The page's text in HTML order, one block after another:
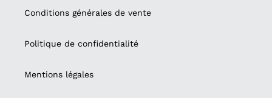
Conditions générales de vente
Politique de confidentialité
Mentions légales